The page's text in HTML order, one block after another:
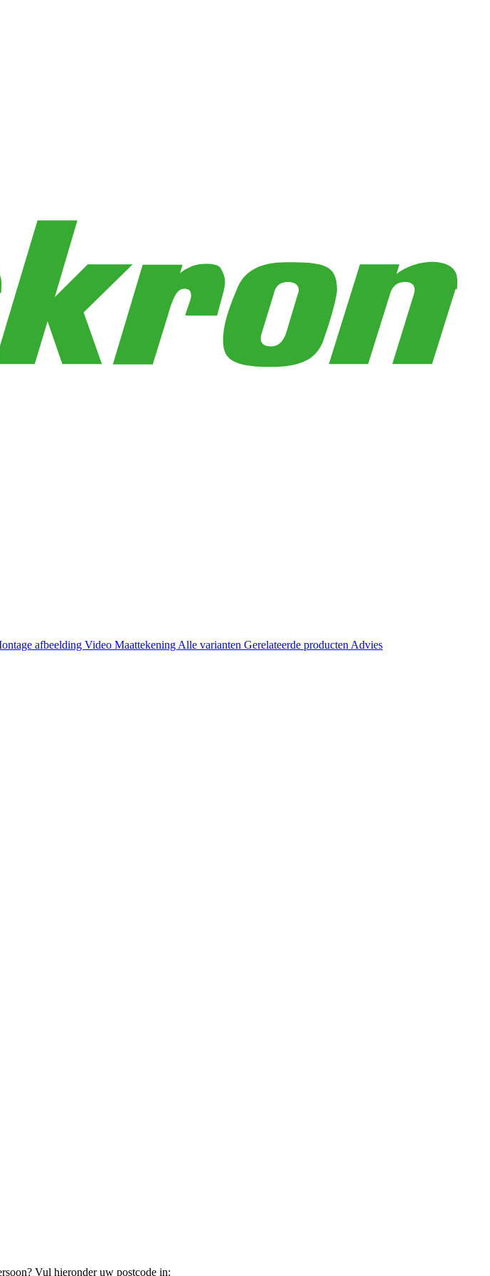
afbeelding Video MaattekeningAlle varianten Gerelateerde productenAdvies
Vul hieronder uw postcode in: